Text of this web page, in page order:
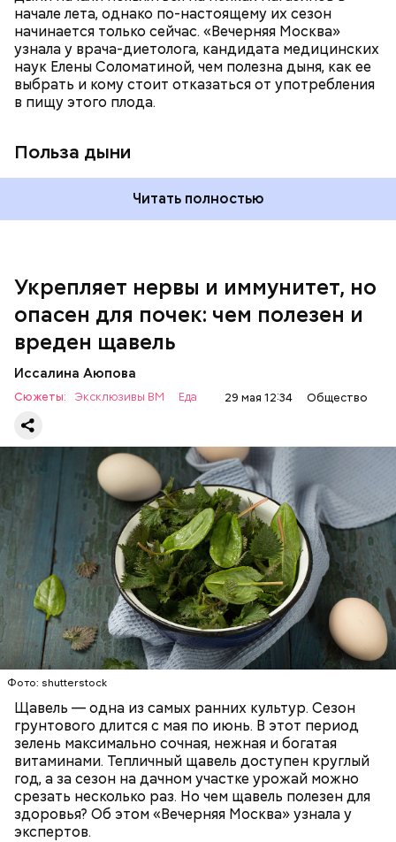
начале лета, однако по-настоящему их сезон
начинается только сейчас. «Вечерняя Москва»
узнала у врача-диетолога, кандидата медицинских
наук Елены Соломатиной, чем полезна дыня, как ее
выбрать и кому стоит отказаться от употребления
в пищу этого плода.
Польза дыни
магний — помогает калию и не дает сосудам
спазмироваться.
Читать полностью
Укрепляет нервы и иммунитет, но
опасен для почек: чем полезен и
вреден щавель
Иссалина Аюпова
Сюжеты: Эксклюзивы ВМ Еда 29 мая 12:34 Общество
Фото: shutterstock
Щавель — одна из самых ранних культур. Сезон
грунтового длится с мая по июнь. В этот период
зелень максимально сочная, нежная и богатая
витаминами. Тепличный щавель доступен круглый
год, а за сезон на дачном участке урожай можно
срезать несколько раз. Но чем щавель полезен для
здоровья? Об этом «Вечерняя Москва» узнала у
экспертов.
Опасность же щавеля состоит в том, что он
содержит большое количество щавелевой кислоты,
которая может способствовать образованию
— Если человек уже болеет мочекаменной
болезнью, щавель ему не рекомендуется. При
артрите, гастрите, холецистите, синдроме
раздраженного кишечника, язвах и панкреатите
продукт тоже лучше исключить из рациона, —
предупредила врач. — Он может привести к
повышению кислотности желудка и раздражать
слизистые оболочки.
По мнению специалиста, здоровому человеку
достаточно включать щавель в рацион несколько
виде или припущенном на сковороде.
ЗДОРОВЬЕ ВРАЧИ
РАСТЕНИЯ
ПРОДУКТЫ